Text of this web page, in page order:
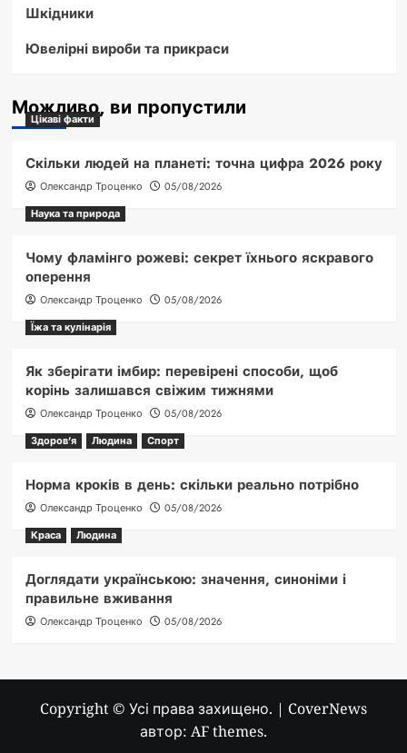
Шкідники
Ювелірні вироби та прикраси
Можливо, ви пропустили
Цікаві факти
Скільки людей на планеті: точна цифра 2026 року
Олександр Троценко
05/08/2026
Наука та природа
Чому фламінго рожеві: секрет їхнього яскравого
оперення
Олександр Троценко
05/08/2026
Їжа та кулінарія
Як зберігати імбир: перевірені способи, щоб
корінь залишався свіжим тижнями
Олександр Троценко
05/08/2026
Здоров'я
Людина Спорт
Норма кроків в день: скільки реально потрібно
Олександр Троценко
05/08/2026
Краса
Людина
Доглядати українською: значення, синоніми і
правильне вживання
Олександр Троценко 05/08/2026
Copyright © Усі права захищено. | CoverNews
автор: AF themes.